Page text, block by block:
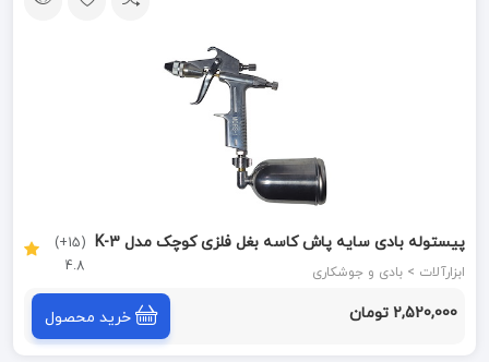
پیستوله بادی سایه پاش کاسه بغل فلزی کوچک مدل K-3
مورس MORS-1
ابزارآلات > بادی و جوشکاری
(15+)
4.8
2,520,000 تومان خرید محصول